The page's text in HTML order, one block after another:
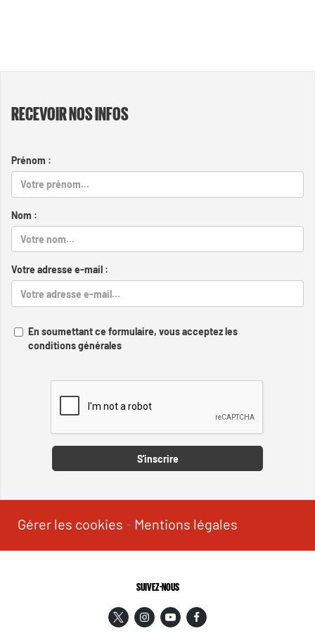
RECEVOIR NOS INFOS
Prénom :
Nom :
Votre adresse e-mail :
En soumettant ce formulaire, vous acceptez les
conditions générales
S'inscrire
Gérer les cookies - Mentions légales
SUIVEZ-NOUS